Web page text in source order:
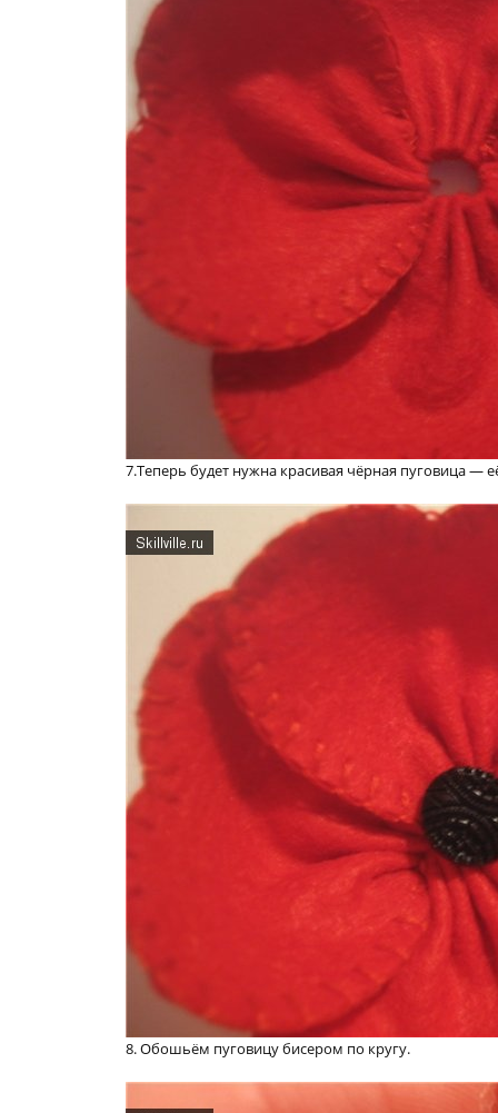
7.Теперь будет нужна красивая чёрная пуговица
8. Обошьём пуговицу бисером по кругу.